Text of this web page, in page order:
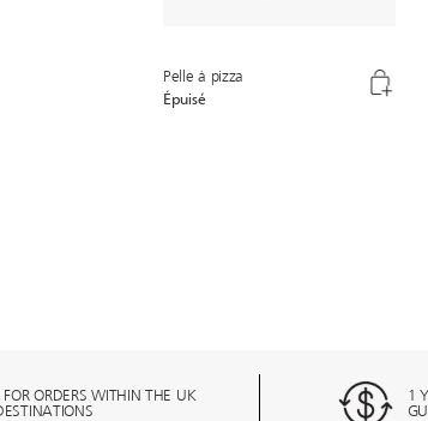
Pelle à pizza
Épuisé
FOR ORDERS WITHIN THE UK
1